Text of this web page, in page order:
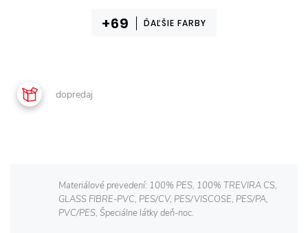
ĎAĽŠIE FARBY
dopredaj
Materiálové prevedení: 100% PES, 100% TREVIRA CS,
GLASS FIBRE-PVC, PES/CV, PES/VISCOSE, PES/PA,
PVC/PES, Špeciálne látky deň-noc.